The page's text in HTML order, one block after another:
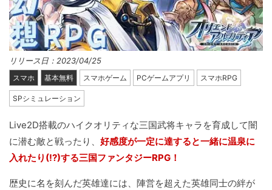
リリース日：2023/04/25
スマホ 基本無料 スマホゲーム PCゲームアプリ スマホRPG
SPシミュレーション
Live2D搭載のハイクオリティな三国武将キャラを育成して闇
に潜む敵と戦ったり、 好感度が一定に達すると一緒に温泉に
入れたり(!?)する三国ファンタジーRPG！
歴史に名を刻んだ英雄達には、陣営を超えた英雄同士の絆が